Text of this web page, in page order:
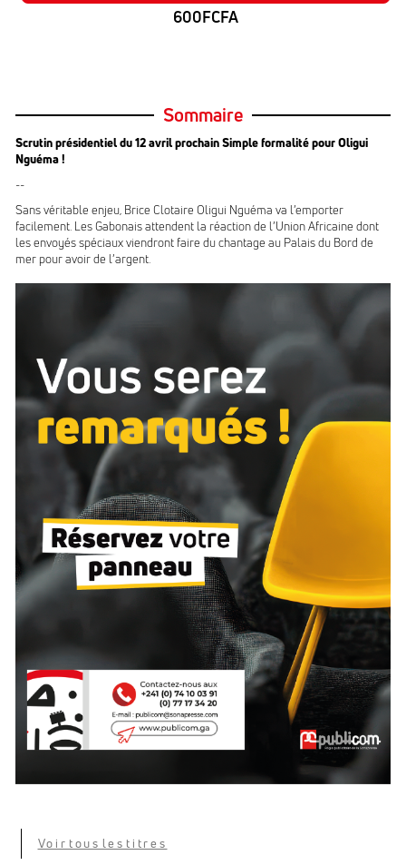
600FCFA
Sommaire
Scrutin présidentiel du 12 avril prochain Simple formalité pour Oligui
Nguéma !
--
Sans véritable enjeu, Brice Clotaire Oligui Nguéma va l’emporter
facilement. Les Gabonais attendent la réaction de l’Union Africaine dont
les envoyés spéciaux viendront faire du chantage au Palais du Bord de
mer pour avoir de l’argent.
Voir tous les titres